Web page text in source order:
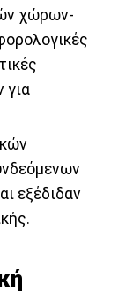
χώρων-
για
εξέδιδαν